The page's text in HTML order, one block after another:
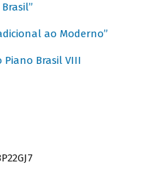
ao Moderno”
Piano Brasil VIII